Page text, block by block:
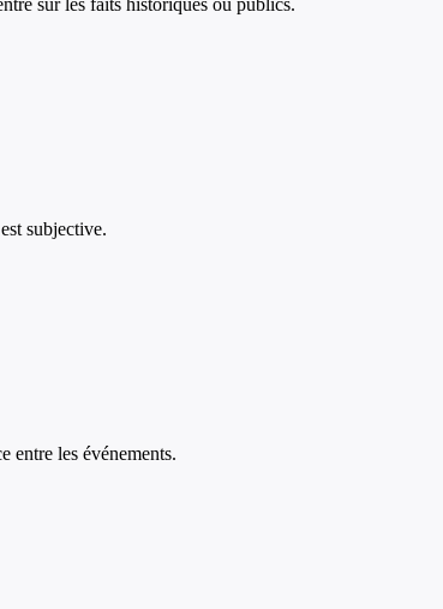
sur les faits historiques ou publics.
subjective.
entre les événements.